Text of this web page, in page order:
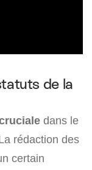
de la
dans le
rédaction des
certain